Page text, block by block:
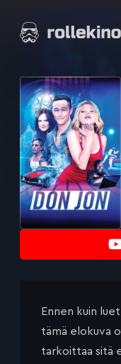
suoraan
Elokuvat ja elokuva-arviot | Rollekino.fi
jälkeen.
Ennen kuin
tämä elokuva
tarkoittaa sitä